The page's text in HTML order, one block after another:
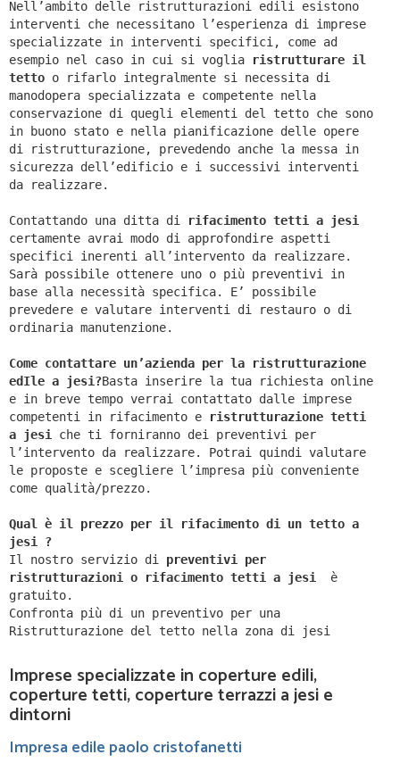
Nell’ambito delle ristrutturazioni edili esistono
interventi che necessitano l’esperienza di imprese
specializzate in interventi specifici, come ad
esempio nel caso in cui si voglia ristrutturare il
tetto o rifarlo integralmente si necessita di
manodopera specializzata e competente nella
conservazione di quegli elementi del tetto che sono
in buono stato e nella pianificazione delle opere
di ristrutturazione, prevedendo anche la messa in
sicurezza dell’edificio e i successivi interventi
da realizzare.
Contattando una ditta di
rifacimento tetti a jesi
certamente avrai modo di approfondire aspetti
specifici inerenti all’intervento da realizzare.
Sarà possibile ottenere uno o più preventivi in
base alla necessità specifica. E’ possibile
prevedere e valutare interventi di restauro o di
ordinaria manutenzione.
Come contattare un’azienda per la ristrutturazione
edIle a jesi?Basta inserire la tua richiesta online
e in breve tempo verrai contattato dalle imprese
competenti in rifacimento e
ristrutturazione tetti
a jesi che ti forniranno dei preventivi per
l’intervento da realizzare. Potrai quindi valutare
le proposte e scegliere l’impresa più conveniente
come qualità/prezzo.
Qual è il prezzo per il rifacimento di un tetto a
jesi ?
Il nostro servizio di preventivi per
ristrutturazioni o rifacimento tetti a jesi è
gratuito.
Confronta più di un preventivo per una
Ristrutturazione del tetto nella zona di jesi
Imprese specializzate in coperture edili,
coperture tetti, coperture terrazzi a jesi e
dintorni
Impresa edile paolo cristofanetti